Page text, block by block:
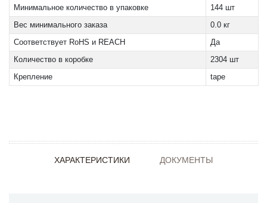
Минимальное количество в упаковке
144 шт
Вес минимального заказа
0.0 кг
Соответствует RoHS и REACH
Да
Количество в коробке
2304 шт
Крепление
tape
ХАРАКТЕРИСТИКИ ДОКУМЕНТЫ